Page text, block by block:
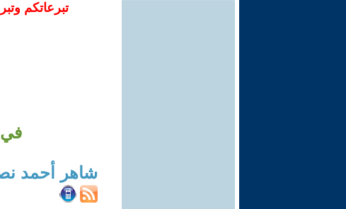
تبرعاتكم
في
شاهر أحمد